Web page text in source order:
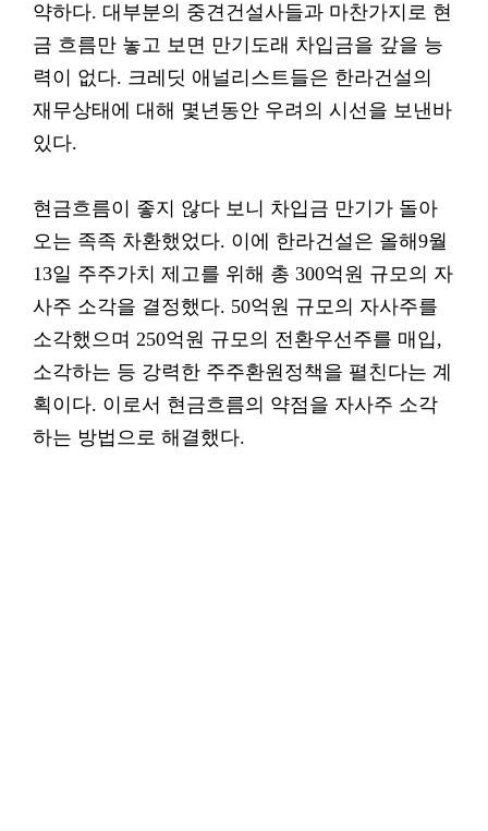
약하다. 대부분의 중견건설사들과 마찬가지로 현
금 흐름만 놓고 보면 만기도래 차입금을 갚을 능
력이 없다. 크레딧 애널리스트들은 한라건설의
재무상태에 대해 몇년동안 우려의 시선을 보낸바
있다.
현금흐름이 좋지 않다 보니 차입금 만기가 돌아
오는 족족 차환했었다. 이에 한라건설은 올해9월
13일 주주가치 제고를 위해 총 300억원 규모의 자
사주 소각을 결정했다. 50억원 규모의 자사주를
소각했으며 250억원 규모의 전환우선주를 매입,
소각하는 등 강력한 주주환원정책을 펼친다는 계
획이다. 이로서 현금흐름의 약점을 자사주 소각
하는 방법으로 해결했다.